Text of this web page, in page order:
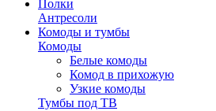
Полки
Антресоли
Комоды и тумбы
Комоды
Белые комоды
Комод в прихожую
Узкие комоды
Тумбы под ТВ